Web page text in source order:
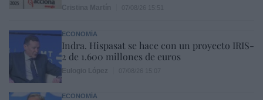
ECONOMÍA
Indra. Hispasat se hace con un proyecto IRIS-
2 de 1.600 millones de euros
ECONOMÍA